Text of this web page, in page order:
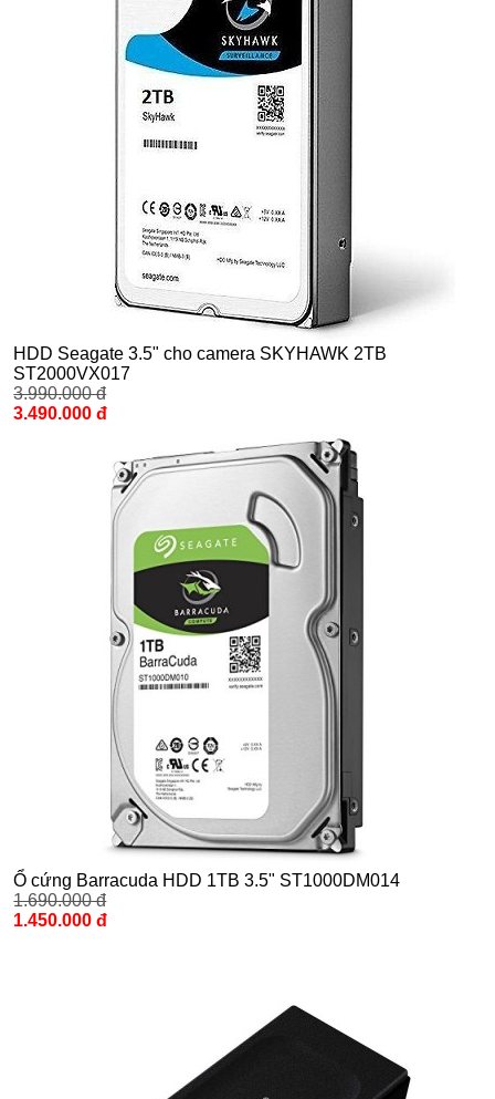
HDD Seagate 3.5" cho camera SKYHAWK 2TB
ST2000VX017
3.990.000 đ
3.490.000 đ
Ổ cứng Barracuda HDD 1TB 3.5" ST1000DM014
1.690.000 đ
1.450.000 đ